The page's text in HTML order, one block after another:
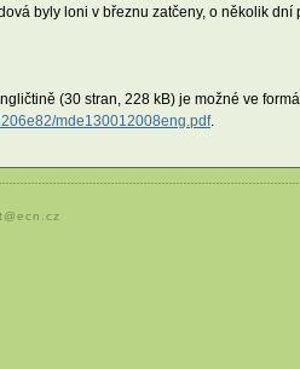
byly loni v březnu zatčeny, o několik
(30 stran, 228 kB) je možné ve
mde130012008eng.pdf.